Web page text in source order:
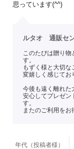
思っています(^^)
ルタオ 通販セ
このたびは贈り
す。
もずく様と大切
変嬉しく感じてお
今後も遠く離れた
安心してプレゼン
す。
またのご利用をお
年代（投稿者様）